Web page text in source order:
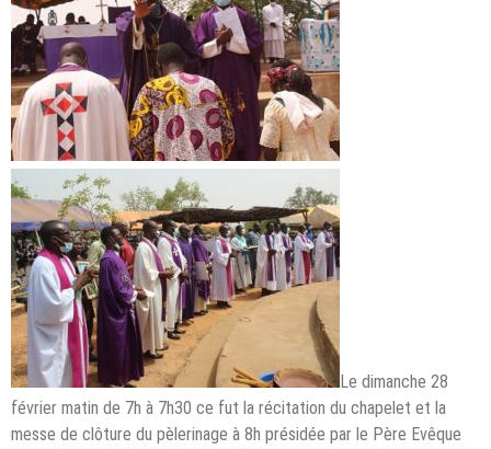
Le dimanche 28
février matin de 7h à 7h30 ce fut la récitation du chapelet et la
messe de clôture du pèlerinage à 8h présidée par le Père Evêque